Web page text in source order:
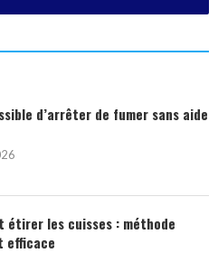
d’arrêter de fumer sans aide
étirer les cuisses : méthode
efficace